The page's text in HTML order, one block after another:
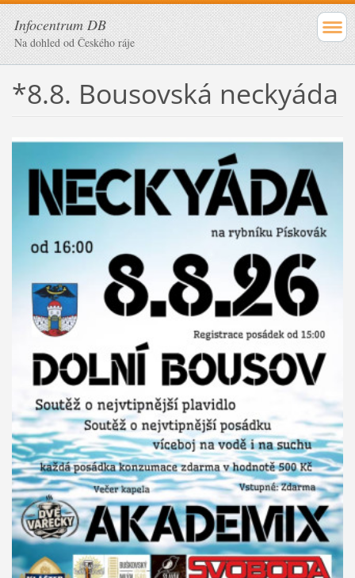
Infocentrum DB
Na dohled od Českého ráje
*8.8. Bousovská neckyáda